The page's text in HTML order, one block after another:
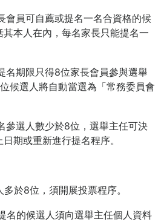
可自薦或提名一名合資格的候
本人在內，每名家長只能提名一
限只得8位家長會員參與選舉
候選人將自動當選為「常務委員會
人數少於8位，選舉主任可決
期或重新進行提名程序。
8位，須開展投票程序。
候選人須向選舉主任個人資料